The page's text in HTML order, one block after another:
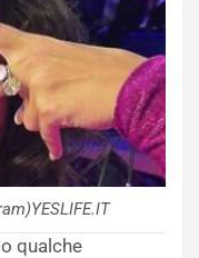
qualche